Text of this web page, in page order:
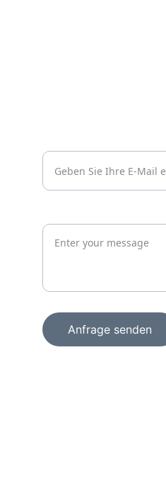
Anfrage senden